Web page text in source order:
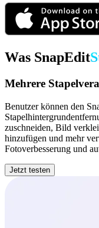
Was SnapEdit
Mehrere
Benutzer können den
zuschneiden, Bild
hinzufügen und mehr
Fotoverbesserung und
Jetzt testen